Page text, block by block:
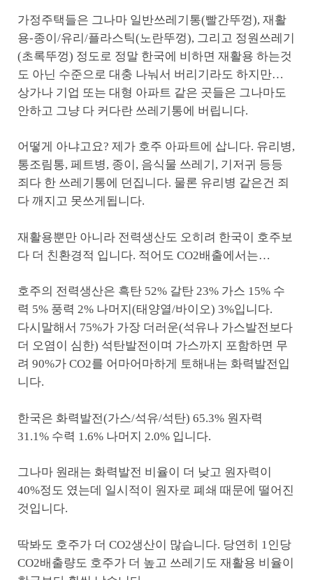
가정주택들은 그나마 일반쓰레기통(빨간뚜껑), 재활
용-종이/유리/플라스틱(노란뚜껑), 그리고 정원쓰레기
(초록뚜껑) 정도로 정말 한국에 비하면 재활용 하는것
도 아닌 수준으로 대충 나눠서 버리기라도 하지만…
상가나 기업 또는 대형 아파트 같은 곳들은 그나마도
안하고 그냥 다 커다란 쓰레기통에 버립니다.
어떻게 아냐고요? 제가 호주 아파트에 삽니다. 유리병,
통조림통, 페트병, 종이, 음식물 쓰레기, 기저귀 등등
죄다 한 쓰레기통에 던집니다. 물론 유리병 같은건 죄
다 깨지고 못쓰게됩니다.
재활용뿐만 아니라 전력생산도 오히려 한국이 호주보
다 더 친환경적 입니다. 적어도 CO2배출에서는…
호주의 전력생산은 흑탄 52% 갈탄 23% 가스 15% 수
력 5% 풍력 2% 나머지(태양열/바이오) 3%입니다.
다시말해서 75%가 가장 더러운(석유나 가스발전보다
더 오염이 심한) 석탄발전이며 가스까지 포함하면 무
려 90%가 CO2를 어마어마하게 토해내는 화력발전입
니다.
한국은 화력발전(가스/석유/석탄) 65.3% 원자력
31.1% 수력 1.6% 나머지 2.0% 입니다.
그나마 원래는 화력발전 비율이 더 낮고 원자력이
40%정도 였는데 일시적이 원자로 폐쇄 때문에 떨어진
것입니다.
딱봐도 호주가 더 CO2생산이 많습니다. 당연히 1인당
CO2배출량도 호주가 더 높고 쓰레기도 재활용 비율이